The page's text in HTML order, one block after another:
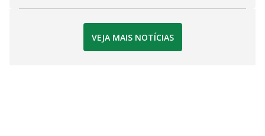
VEJA MAIS NOTÍCIAS